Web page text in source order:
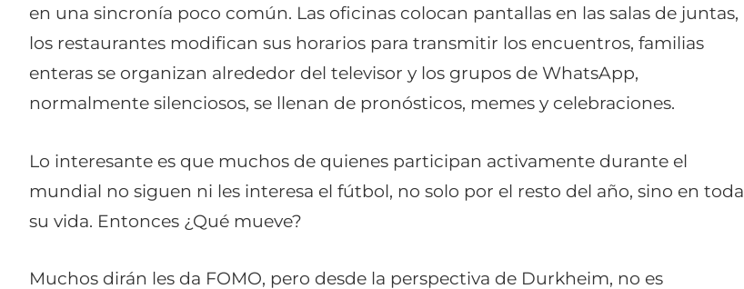
en una sincronía poco común. Las oficinas colocan pantallas en las salas de juntas,
los restaurantes modifican sus horarios para transmitir los encuentros, familias
enteras se organizan alrededor del televisor y los grupos de WhatsApp,
normalmente silenciosos, se llenan de pronósticos, memes y celebraciones.
Lo interesante es que muchos de quienes participan activamente durante el
mundial no siguen ni les interesa el fútbol, no solo por el resto del año, sino en toda
su vida. Entonces ¿Qué mueve?
Muchos dirán les da FOMO, pero desde la perspectiva de Durkheim, no es